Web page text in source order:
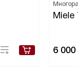
Miele
6 000